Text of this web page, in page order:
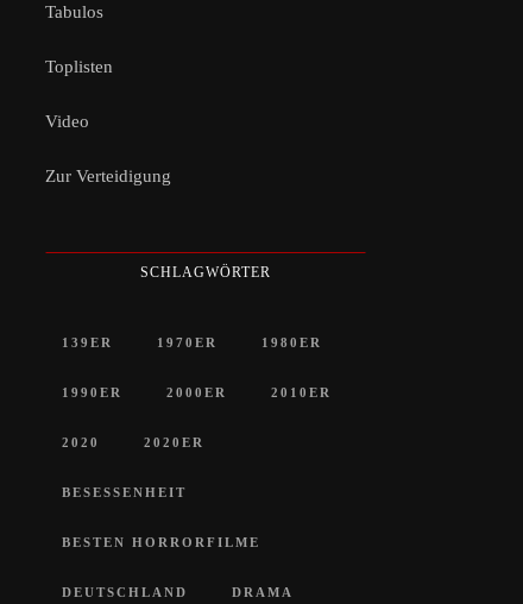
Tabulos
Toplisten
Video
Zur Verteidigung
SCHLAGWÖRTER
139ER 1970ER 1980ER
1990ER 2000ER 2010ER
2020 2020ER
BESESSENHEIT
BESTEN HORRORFILME
DEUTSCHLAND DRAMA